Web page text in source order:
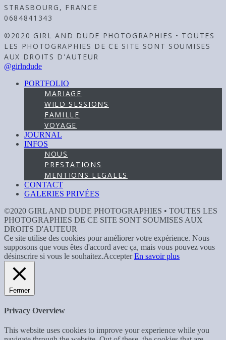
STRASBOURG, FRANCE
0684841343
©2020 GIRL AND DUDE PHOTOGRAPHIES • TOUTES
LES PHOTOGRAPHIES DE CE SITE SONT SOUMISES
AUX DROITS D'AUTEUR
@girlndude
PORTFOLIO
MARIAGE
WILD SESSIONS
FAMILLE
VOYAGE
JOURNAL
INFOS
NOUS
PRESTATIONS
MENTIONS LEGALES
CONTACT
GALERIES PRIVÉES
©2020 GIRL AND DUDE PHOTOGRAPHIES • TOUTES LES
PHOTOGRAPHIES DE CE SITE SONT SOUMISES AUX
DROITS D'AUTEUR
Ce site utilise des cookies pour améliorer votre expérience. Nous
supposons que vous êtes d'accord avec ça, mais vous pouvez vous
désinscrire si vous le souhaitez.Accepter En savoir plus
Fermer
Privacy Overview
This website uses cookies to improve your experience while you